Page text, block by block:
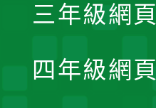
三年級網頁
四年級網頁